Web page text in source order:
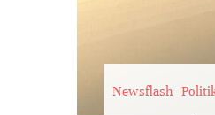
Newsflash